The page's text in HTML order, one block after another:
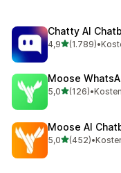
Chatty AI
4,9von 5 Sternen
(1.789)
1789 •
Moose
5,0von 5 Sternen
(126)
126 Rezensionen
•
Moose AI
5,0von 5 Sternen
(452)
452 Rezensionen
•